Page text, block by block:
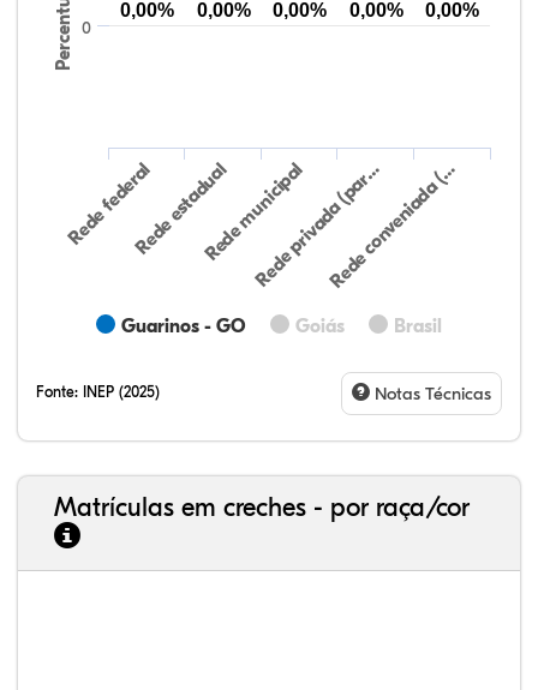
Percentual
Guarinos - GO Goiás Brasil
Rede federalRede estadualRede municipal
Rede privada (par…Rede conveniada (…
0
0,00% 0,00% 0,00% 0,00% 0,00%
Fonte: INEP (2025) Notas Técnicas
Matrículas em creches - por raça/cor